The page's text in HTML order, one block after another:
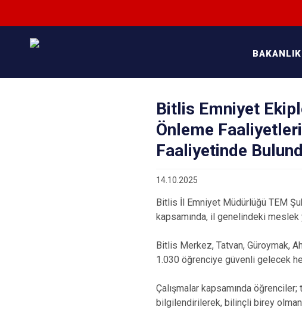
BAKANLIK
Bitlis Emniyet
Önleme
Faaliyetinde
14.10.2025
Bitlis İl Emniyet Müdürlüğü TEM
kapsamında, il genelindeki meslek
Bitlis Merkez, Tatvan, Güroymak,
1.030 öğrenciye güvenli gelecek
Çalışmalar kapsamında
bilgilendirilerek, bilinçli birey